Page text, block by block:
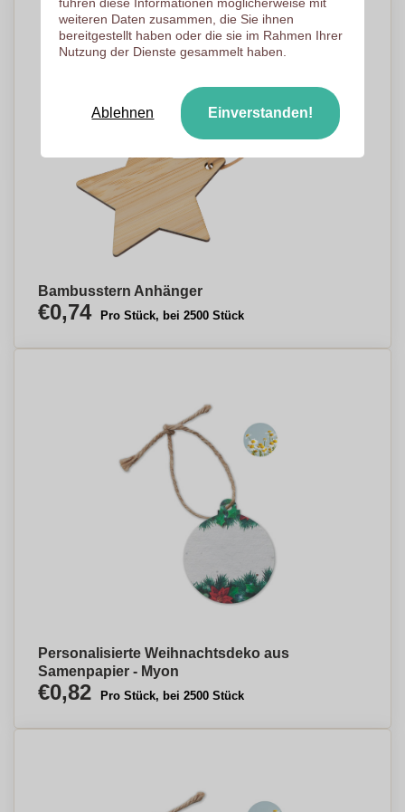
Bambusstern Anhänger
€0,74 Pro Stück, bei 2500 Stück
Personalisierte Weihnachtsdeko aus
Samenpapier - Myon
€0,82 Pro Stück, bei 2500 Stück
weiteren Daten zusammen, die Sie ihnen
bereitgestellt haben oder die sie im Rahmen Ihrer
Nutzung der Dienste gesammelt haben.
Ablehnen Einverstanden!